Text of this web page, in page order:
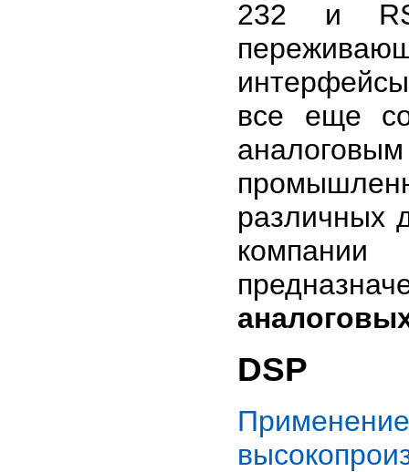
232 и
все еще
различных
DSP